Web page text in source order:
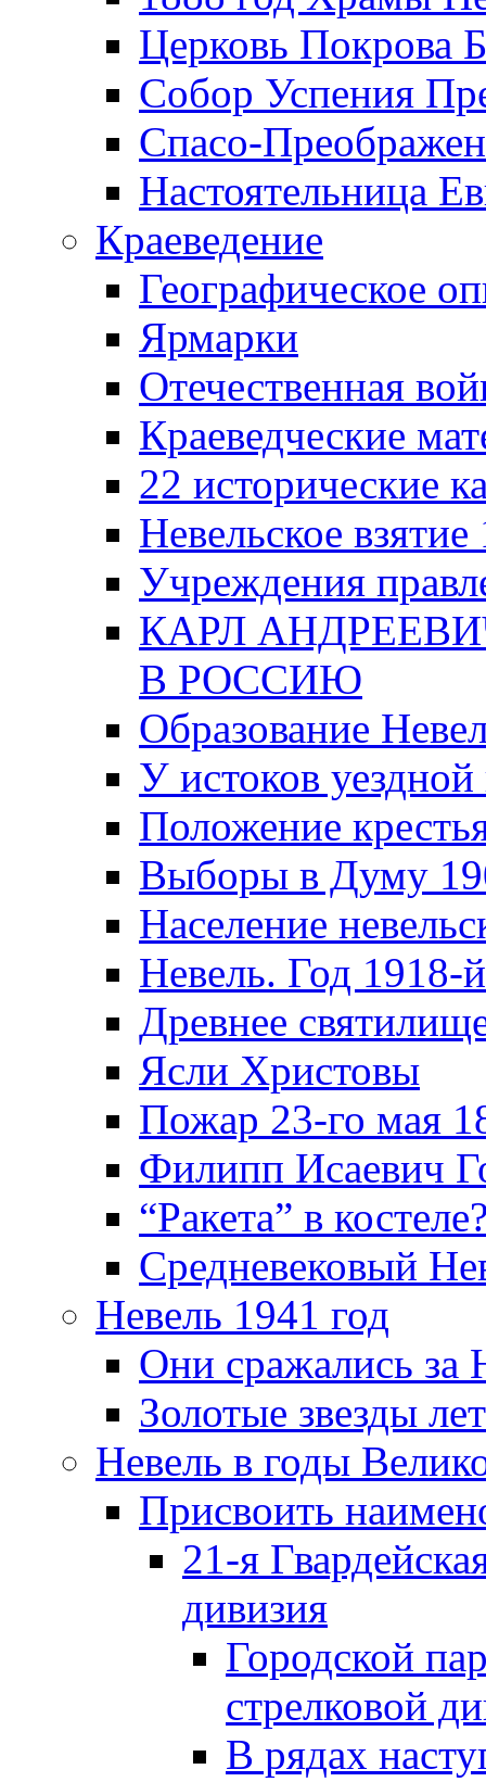
Церковь Покрова
Собор Успения
Спасо-
Настоятельница
Краеведение
Географическое
Ярмарки
Отечественная
Краеведческие
22 исторические
Невельское
Учреждения
КАРЛ
В РОССИЮ
Образование
У истоков
Положение
Выборы в Думу
Население
Невель. Год 1918-
Древнее
Ясли Христовы
Пожар 23-го мая
Филипп Исаевич
“Ракета” в
Средневековый
Невель 1941 год
Они сражались за
Золотые звезды
Невель в годы
Присвоить
21-я
дивизия
Городской
стрелковой
В рядах